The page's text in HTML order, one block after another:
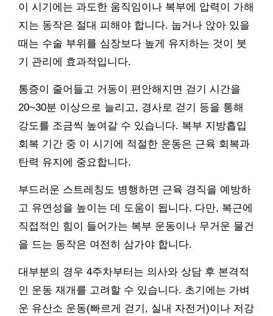
이 시기에는 과도한 움직임이나 복부에 압력이 가해
지는 동작은 절대 피해야 합니다. 눕거나 앉아 있을
때는 수술 부위를 심장보다 높게 유지하는 것이 붓
기 관리에 효과적입니다.
통증이 줄어들고 거동이 편안해지면 걷기 시간을
20~30분 이상으로 늘리고, 경사로 걷기 등을 통해
강도를 조금씩 높여갈 수 있습니다. 복부 지방흡입
회복 기간 중 이 시기에 적절한 운동은 근육 회복과
탄력 유지에 중요합니다.
부드러운 스트레칭도 병행하면 근육 경직을 예방하
고 유연성을 높이는 데 도움이 됩니다. 다만, 복근에
직접적인 힘이 들어가는 복부 운동이나 무거운 물건
을 드는 동작은 여전히 삼가야 합니다.
대부분의 경우 4주차부터는 의사와 상담 후 본격적
인 운동 재개를 고려할 수 있습니다. 초기에는 가벼
운 유산소 운동(빠르게 걷기, 실내 자전거)이나 저강